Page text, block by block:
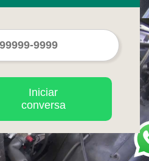
Iniciar
conversa